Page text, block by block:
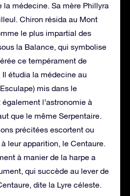
la médecine. Sa mère Phillyra
Chiron résida au Mont
le plus impartial des
la Balance, qui symbolise
ce tempérament de
Il étudia la médecine au
mis dans le
l’astronomie à
que le même Serpentaire.
précitées escortent ou
leur apparition, le Centaure.
à manier de la harpe a
qui succède au lever de
dite la Lyre céleste.